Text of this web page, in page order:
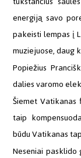
energiją savo
pakeisti lempas į
muziejuose, daug
Popiežius
dalies varomo
Šiemet Vatikanas
taip
būdu Vatikanas
Neseniai